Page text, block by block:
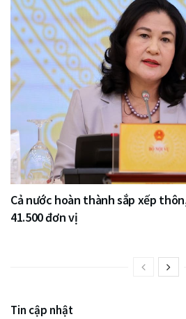
Cả nước hoàn thành sắp xếp
41.500 đơn vị
Tin cập nhật